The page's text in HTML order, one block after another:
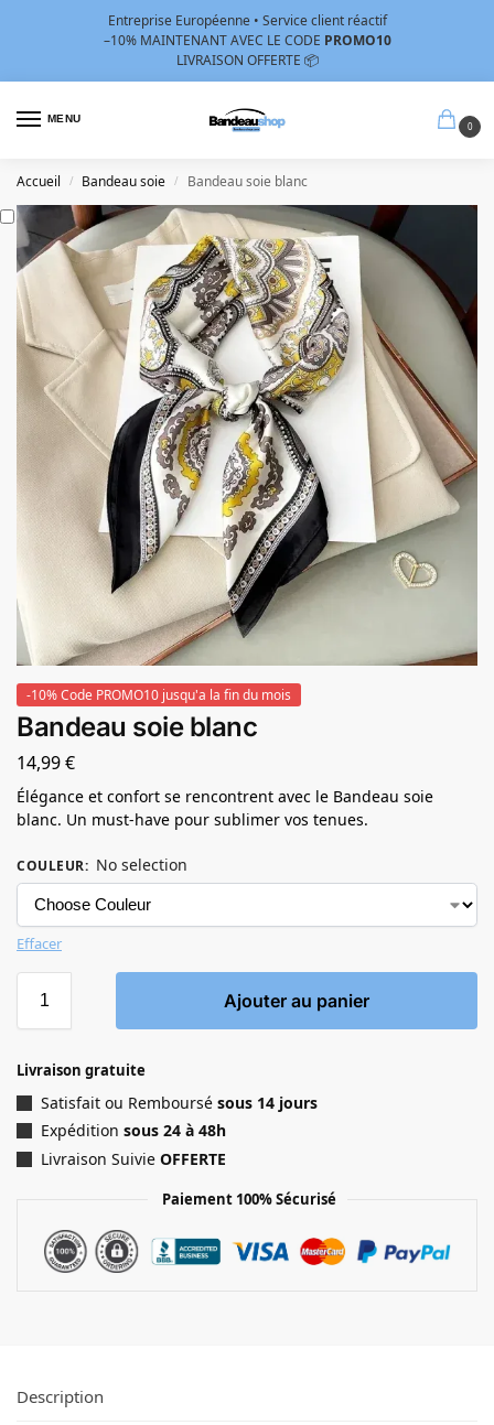
Entreprise Européenne • Service client réactif
–10% MAINTENANT AVEC LE CODE PROMO10
LIVRAISON OFFERTE 📦
MENU
0
Accueil / Bandeau soie / Bandeau soie blanc
-10% Code PROMO10 jusqu'a la fin du mois
Bandeau soie blanc
14,99€
Élégance et confort se rencontrent avec le Bandeau soie
blanc. Un must-have pour sublimer vos tenues.
COULEUR: No selection
Effacer
Ajouter au panier
Livraison gratuite
Satisfait ou Remboursé sous 14 jours
Expédition sous 24 à 48h
Livraison Suivie OFFERTE
Paiement 100% Sécurisé
Description